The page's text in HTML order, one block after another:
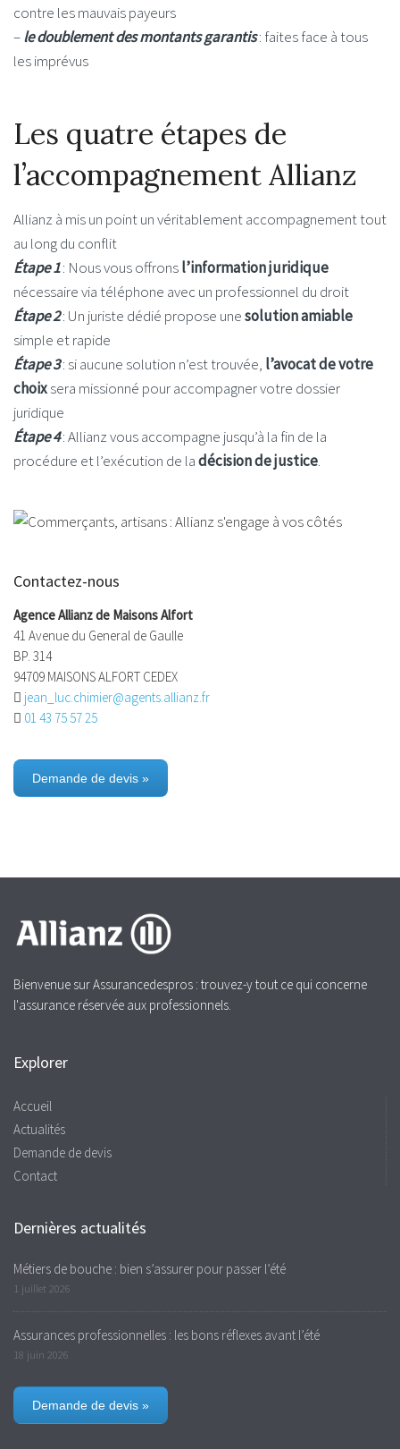
contre les mauvais payeurs
–le doublement des montants garantis: faites face à tous
les imprévus
Les quatre étapes de
l’accompagnement Allianz
Allianz à mis un point un véritablement accompagnement tout
au long du conflit
Étape 1: Nous vous offronsl’information juridique
nécessaire via téléphone avec un professionnel du droit
Étape 2: Un juriste dédié propose unesolution amiable
simple et rapide
Étape 3: si aucune solution n’est trouvée, l’avocat de votre
choixsera missionné pour accompagner votre dossier
juridique
Étape 4: Allianz vous accompagne jusqu’à la fin de la
procédure et l’exécution de ladécision de justice.
Contactez-nous
Agence Allianz de Maisons Alfort
41 Avenue du General de Gaulle
BP. 314
94709 MAISONS ALFORT CEDEX
jean_luc.chimier@agents.allianz.fr
01 43 75 57 25
Demande de devis »
Bienvenue sur Assurancedespros : trouvez-y tout ce qui concerne
l'assurance réservée aux professionnels.
Explorer
Accueil
Actualités
Demande de devis
Contact
Dernières actualités
Métiers de bouche : bien s’assurer pour passer l’été
1 juillet 2026
Assurances professionnelles : les bons réflexes avant l’été
18 juin 2026
Demande de devis »